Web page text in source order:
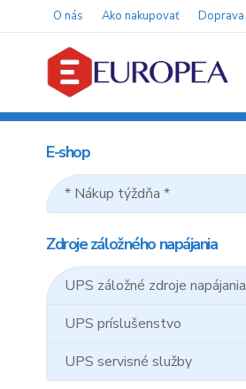
O nás Ako nakupovať
E-shop
* Nákup týždňa *
Zdroje záložného napájania
UPS záložné zdroje napájania
UPS príslušenstvo
UPS servisné služby